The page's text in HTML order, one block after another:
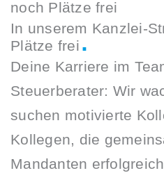
In unserem Kanzlei-
Plätze frei.
Deine Karriere im
Steuerberater: Wir
suchen motivierte
Kollegen, die
Mandanten